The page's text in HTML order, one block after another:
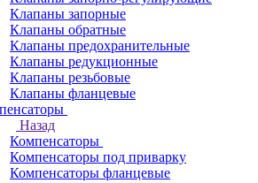
Клапаны запорные
Клапаны обратные
Клапаны предохранительные
Клапаны редукционные
Клапаны резьбовые
Клапаны фланцевые
Назад
Компенсаторы
Компенсаторы под приварку
Компенсаторы фланцевые